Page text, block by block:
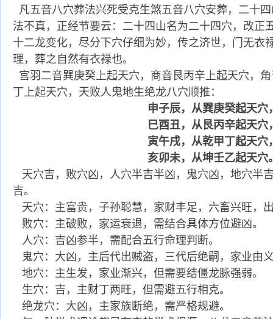
凡五音八穴葬法兴死受克生煞五音八穴安葬，二十
法不真，正经节要云：二十四山名为二十四穴，改正
十二龙变化，尽分下穴仔细为妙，传之济世，门无衣
理，葬之自然有衣禄也。
宫羽二音巽庚癸上起天穴，商音艮丙辛上起天穴，
丁上起天穴，天败人鬼地生绝龙八穴顺推：
申子辰，从巽庚癸起天穴
巳酉丑，从艮丙辛起天穴
寅午戌，从乾甲丁起天穴
亥卯未，从坤壬乙起天穴
天穴吉，败穴凶，人穴半吉半凶，鬼穴凶，地穴半
吉。
天穴：主富贵，子孙聪慧，家财丰足，六畜兴旺，
败穴：主破败，家运衰退，需结合具体方位避凶。
人穴：吉凶参半，需配合五行命理判断。
鬼穴：大凶，主后代出贼盗，三代后绝嗣，家业由
地穴：主生发，家业渐兴，但需要结僵龙脉强弱。
生穴：吉，主财丁两旺，但需避五行相克。
绝龙穴：大凶，主家族断绝，需严格规避。